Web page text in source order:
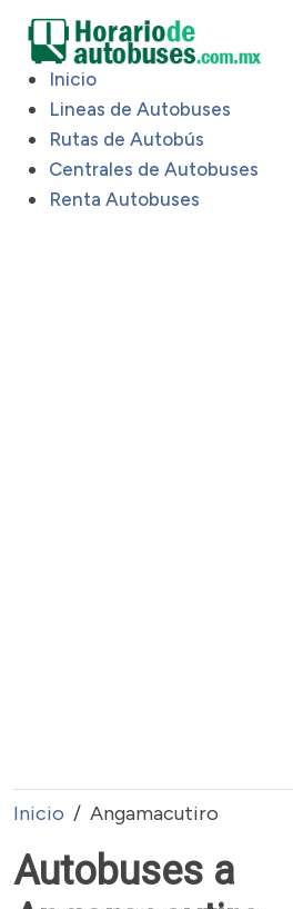
Inicio
Lineas de Autobuses
Rutas de Autobús
Centrales de Autobuses
Renta Autobuses
Inicio Angamacutiro
Autobuses a